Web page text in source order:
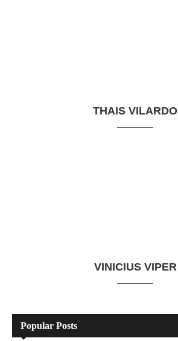
THAIS VILARDO
VINICIUS VIPER
Popular Posts